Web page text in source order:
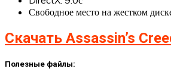
Свободное место на жестком
Скачать Assassin’s
Полезные файлы: